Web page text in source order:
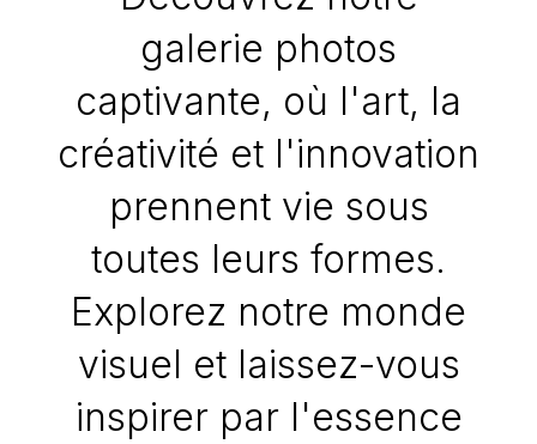
galerie photos
captivante, où l'art, la
créativité et l'innovation
prennent vie sous
toutes leurs formes.
Explorez notre monde
visuel et laissez-vous
inspirer par l'essence